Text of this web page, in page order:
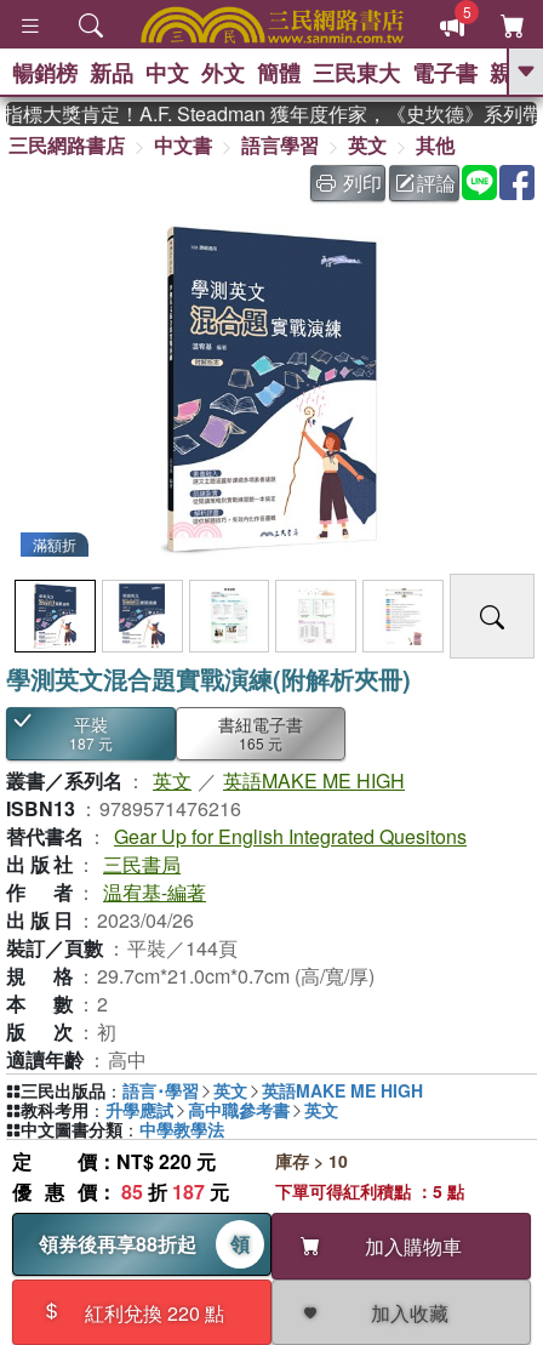
5
GO
熱搜： 東野圭吾 、 The Odyssey
、 如果歷史是一群喵 、 暑期
國際布克獎 臺灣漫遊錄 、 方
念華
、 偉大的迷走神經
暢銷榜 新品 中文 外文 簡體 三民東大 電子書 親子
大獎肯定！A.F. Steadman 獲年度作家，《史坎德》系列帶
三民網路書店
中文書 語言學習 英文
其他
列印
評論
滿額折
學測英文混合題實戰演練(附解析夾冊)
平裝
187 元
書紐電子書
165 元
叢書／系列名 ： 英文 ／ 英語MAKE ME HIGH
ISBN13 ： 9789571476216
替代書名 ： Gear Up for English Integrated Quesitons
出版社 ： 三民書局
作者 ： 温宥基-編著
出版日 ： 2023/04/26
裝訂／頁數 ： 平裝／144頁
規格 ： 29.7cm*21.0cm*0.7cm (高/寬/厚)
本數 ： 2
版次 ： 初
適讀年齡 ： 高中
定價 ：NT$ 220 元
優惠價 ： 85折187 元
領券後再享88折起
領 加入購物車
紅利兌換 220 點 加入收藏
庫存 > 10
下單可得紅利積點 ：5 點
三民出版品 ： 語言･學習 英文 英語MAKE ME HIGH
教科考用 ： 升學應試 高中職參考書 英文
中文圖書分類 ： 中學教學法